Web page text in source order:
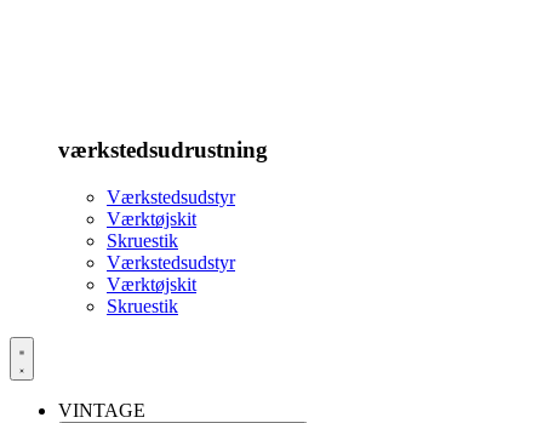
værkstedsudrustning
Værkstedsudstyr
Værktøjskit
Skruestik
Værkstedsudstyr
Værktøjskit
Skruestik
VINTAGE